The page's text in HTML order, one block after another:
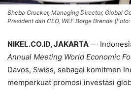
Sheba Crocker, Managing Director, Global
President dan CEO, WEF Børge Brende
NIKEL.CO.ID, JAKARTA —
Annual Meeting World Economic
Davos, Swiss, sebagai komitmen
memperkuat promosi investasi